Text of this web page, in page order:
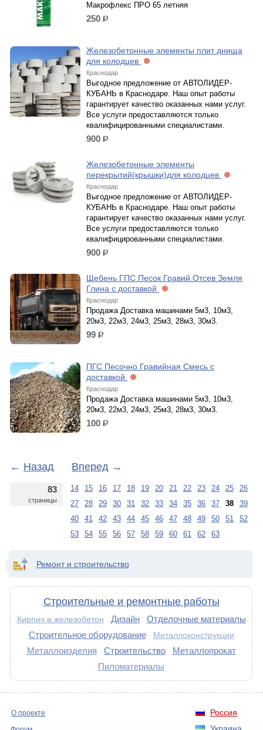
Макрофлекс ПРО 65 летняя
250 р.
Железобетонные элементы плит днища
для колодцев
Краснодар
Выгодное предложение от АВТОЛИДЕР-
КУБАНЬ в Краснодаре. Наш опыт работы
гарантирует качество оказанных нами услуг.
Все услуги предоставляются только
квалифицированными специалистами.
900 р.
Железобетонные элементы
перекрытий(крышки)для колодцев
Краснодар
Выгодное предложение от АВТОЛИДЕР-
КУБАНЬ в Краснодаре. Наш опыт работы
гарантирует качество оказанных нами услуг.
Все услуги предоставляются только
квалифицированными специалистами.
900 р.
Щебень ГПС Песок Гравий Отсев Земля
Глина с доставкой
Краснодар
Продажа Доставка машинами 5м3, 10м3,
20м3, 22м3, 24м3, 25м3, 28м3, 30м3.
99 р.
ПГС Песочно Гравийная Смесь с
доставкой
Краснодар
Продажа Доставка машинами 5м3, 10м3,
20м3, 22м3, 24м3, 25м3, 28м3, 30м3.
100 р.
← Назад Вперед →
83
страницы
14 15 16 17 18 19 20 21 22 23 24 25
26
27
28 29 30 31 32 33 34 35 36 37 38
39
40
41 42 43 44 45 46 47 48 49 50 51
52
53
54 55 56 57 58 59 60 61 62 63
Ремонт и строительство
Строительные и ремонтные работы
Кирпич и железобетон Дизайн
Отделочные материалы
Строительное оборудование
Металлоконструкции
Металлоизделия Строительство
Металлопрокат
Пиломатериалы
Россия
О проекте